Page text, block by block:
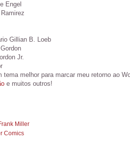
Engel
Gillian B. Loeb
Jr.
tema melhor para marcar meu retorno ao
e muitos outros!
Miller
Comics